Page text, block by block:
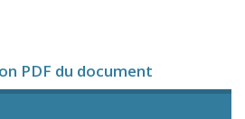
PDF du document